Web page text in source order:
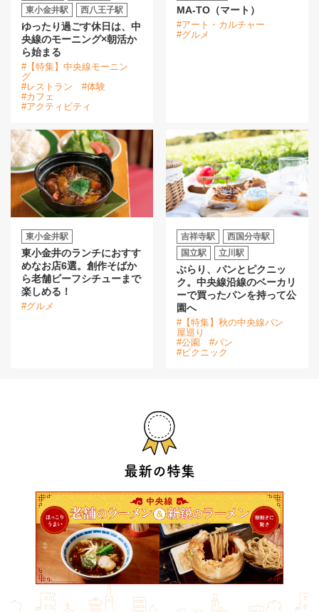
最新の特集
東小金井駅
西八王子駅
ゆったり過ごす休日は、中
央線のモーニング×朝活か
ら始まる
#【特集】中央線モーニン
グ
#レストラン
#体験
#カフェ
#アクティビティ
MA-TO（マート）
#アート・カルチャー
#グルメ
東小金井駅
東小金井のランチにおすす
めなお店6選。創作そばか
ら老舗ビーフシチューまで
楽しめる！
#グルメ
吉祥寺駅
西国分寺駅
国立駅
立川駅
ぶらり、パンとピクニッ
ク。中央線沿線のベーカリ
ーで買ったパンを持って公
園へ
#【特集】秋の中央線パン
屋巡り
#公園
#パン
#ピクニック